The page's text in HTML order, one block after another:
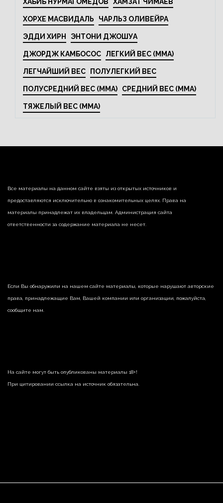
ХОРХЕ МАСВИДАЛЬ ЧАРЛЬЗ ОЛИВЕЙРА
ЭДДИ ХИРН ЭНТОНИ ДЖОШУА
ДЖОРДЖ КАМБОСОС ЛЕГКИЙ ВЕС (MMA)
ЛЕГЧАЙШИЙ ВЕС ПОЛУЛЕГКИЙ ВЕС
ПОЛУСРЕДНИЙ ВЕС (MMA) СРЕДНИЙ ВЕС (MMA)
ТЯЖЕЛЫЙ ВЕС (MMA)
Все материалы на данном сайте взяты из открытых источников и
предоставляются исключительно в ознакомительных целях. Права на
материалы принадлежат их владельцам. Администрация сайта
ответственности за содержание материала не несет.
Если Вы обнаружили на нашем сайте материалы, которые нарушают авторские
права, принадлежащие Вам, Вашей компании или организации, пожалуйста,
сообщите нам.
На сайте могут быть опубликованы материалы 18+!
При цитировании ссылка на источник обязательна.